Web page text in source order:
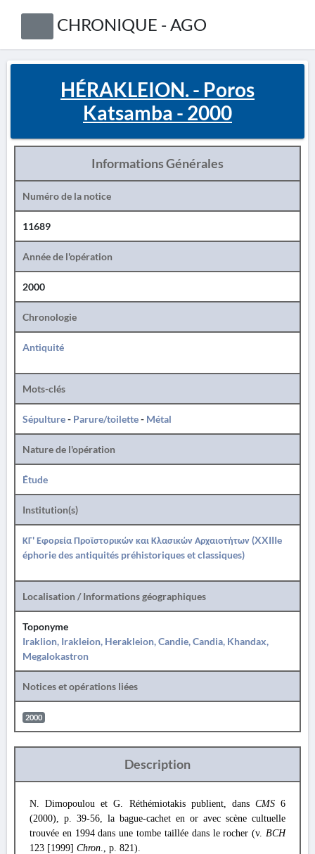
CHRONIQUE - AGO
HÉRAKLEION. - Poros
Katsamba - 2000
Informations Générales
Numéro de la notice
11689
Année de l'opération
2000
Chronologie
Antiquité
Mots-clés
Sépulture- Parure/toilette- Métal
Nature de l'opération
Étude
Institution(s)
ΚΓ' Εφορεία Προϊστορικών και Κλασικών Αρχαιοτήτων (XXIIIe
éphorie des antiquités préhistoriques et classiques)
Localisation / Informations géographiques
Toponyme
Iraklion, Irakleion, Herakleion, Candie, Candia, Khandax,
Megalokastron
Notices et opérations liées
2000
Description
N. Dimopoulou et G. Réthémiotakis publient, dans CMS6
(2000), p. 39-56, la bague-cachet en or avec scène cultuelle
trouvée en 1994 dans une tombe taillée dans le rocher (v. BCH
123 [1999] Chron., p. 821).